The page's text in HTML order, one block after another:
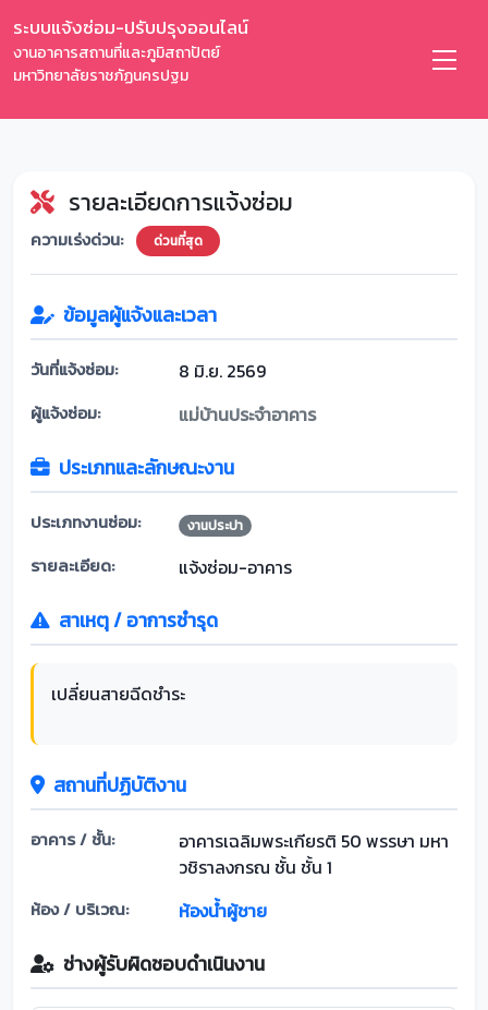
ระบบแจ้งซ่อม-ปรับปรุงออนไลน์
งานอาคารสถานที่และภูมิสถาปัตย์
มหาวิทยาลัยราชภัฏนครปฐม
รายละเอียดการแจ้งซ่อม
ความเร่งด่วน: ด่วนที่สุด
ข้อมูลผู้แจ้งและเวลา
วันที่แจ้งซ่อม: 8 มิ.ย. 2569
ผู้แจ้งซ่อม: แม่บ้านประจำอาคาร
ประเภทและลักษณะงาน
ประเภทงานซ่อม: งานประปา
รายละเอียด: แจ้งซ่อม-อาคาร
สาเหตุ / อาการชำรุด
เปลี่ยนสายฉีดชำระ
สถานที่ปฏิบัติงาน
อาคาร / ชั้น:
อาคารเฉลิมพระเกียรติ 50 พรรษา มหา
วชิราลงกรณ ชั้น ชั้น 1
ห้อง / บริเวณ: ห้องน้ำผู้ชาย
ช่างผู้รับผิดชอบดำเนินงาน